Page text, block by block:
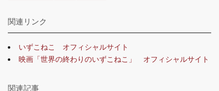
関連リンク
いずこねこ オフィシャルサイト
映画「世界の終わりのいずこねこ」 オフィシャルサイト
関連記事